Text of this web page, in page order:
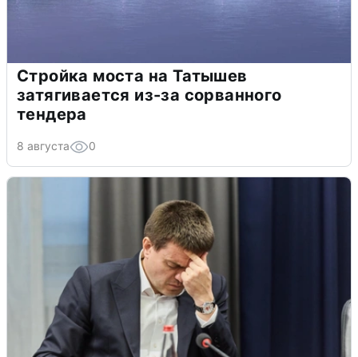
Стройка моста на Татышев
затягивается из-за сорванного
тендера
8 августа 0